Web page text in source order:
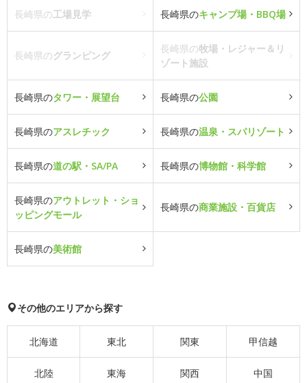
長崎県の工場見学 長崎県のキャンプ場・BBQ場
長崎県のグランピング
長崎県の牧場・レジャー＆リ
ゾート施設
長崎県のタワー・展望台 長崎県の公園
長崎県のアスレチック 長崎県の温泉・スパリゾート
長崎県の道の駅・SA/PA 長崎県の博物館・科学館
長崎県のアウトレット・ショ
ッピングモール
長崎県の商業施設・百貨店
長崎県の美術館
その他のエリアから探す
北海道 東北 関東 甲信越
北陸 東海 関西 中国